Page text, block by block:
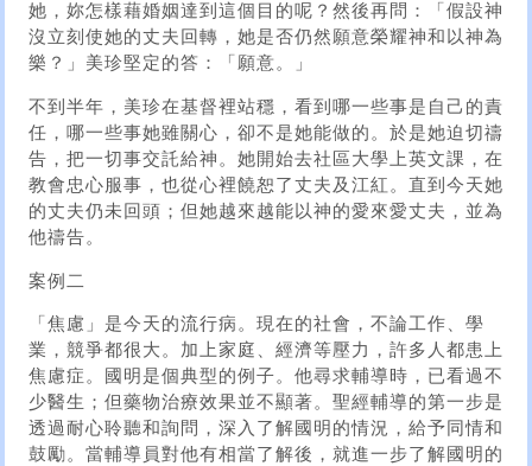
她，妳怎樣藉婚姻達到這個目的呢？然後再問：「假設神
沒立刻使她的丈夫回轉，她是否仍然願意榮耀神和以神為
樂？」美珍堅定的答：「願意。」
不到半年，美珍在基督裡站穩，看到哪一些事是自己的責
任，哪一些事她雖關心，卻不是她能做的。於是她迫切禱
告，把一切事交託給神。她開始去社區大學上英文課，在
教會忠心服事，也從心裡饒恕了丈夫及江紅。直到今天她
的丈夫仍未回頭；但她越來越能以神的愛來愛丈夫，並為
他禱告。
案例二
「焦慮」是今天的流行病。現在的社會，不論工作、學
業，競爭都很大。加上家庭、經濟等壓力，許多人都患上
焦慮症。國明是個典型的例子。他尋求輔導時，已看過不
少醫生；但藥物治療效果並不顯著。聖經輔導的第一步是
透過耐心聆聽和詢問，深入了解國明的情況，給予同情和
鼓勵。當輔導員對他有相當了解後，就進一步了解國明的